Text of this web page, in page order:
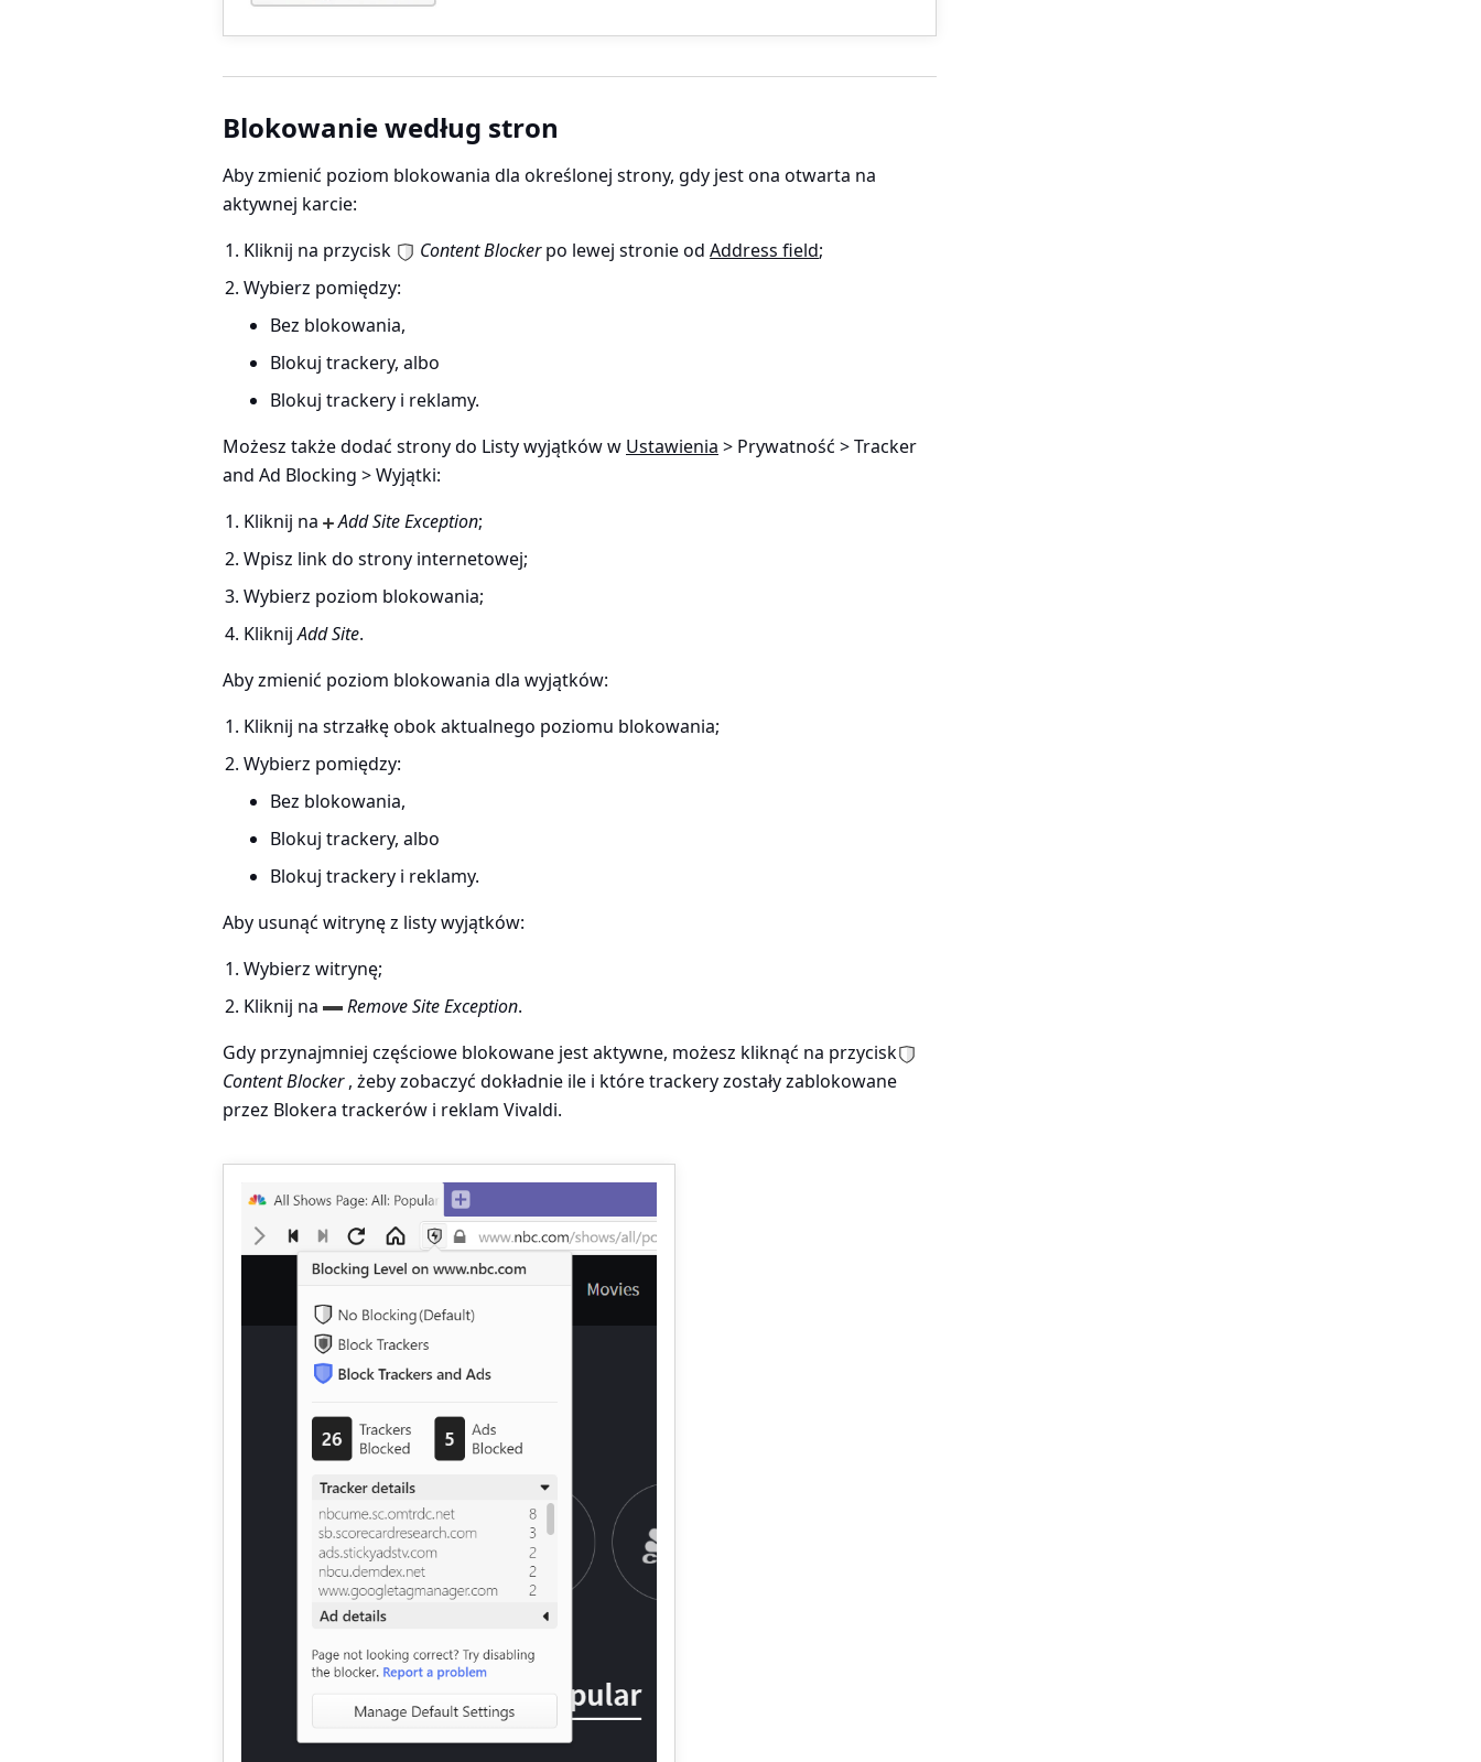
Blokowanie według stron
Aby zmienić poziom blokowania dla określonej strony, gdy jest ona otwarta na
aktywnej karcie:
Kliknij na przycisk
Content Blockerpo lewej stronie odAddress field;
Wybierz pomiędzy:
Bez blokowania,
Blokuj trackery, albo
Blokuj trackery i reklamy.
Możesz także dodać strony do Listy wyjątków w Ustawienia > Prywatność > Tracker
and Ad Blocking > Wyjątki:
Kliknij na
Add Site Exception;
Wpisz link do strony internetowej;
Wybierz poziom blokowania;
KliknijAdd Site.
Aby zmienić poziom blokowania dla wyjątków:
Kliknij na strzałkę obok aktualnego poziomu blokowania;
Wybierz pomiędzy:
Bez blokowania,
Blokuj trackery, albo
Blokuj trackery i reklamy.
Aby usunąć witrynę z listy wyjątków:
Wybierz witrynę;
Kliknij na
Remove Site Exception.
Gdy przynajmniej częściowe blokowane jest aktywne, możesz kliknąć na przycisk
Content Blocker, żeby zobaczyć dokładnie ile i które trackery zostały zablokowane
przez Blokera trackerów i reklam Vivaldi.